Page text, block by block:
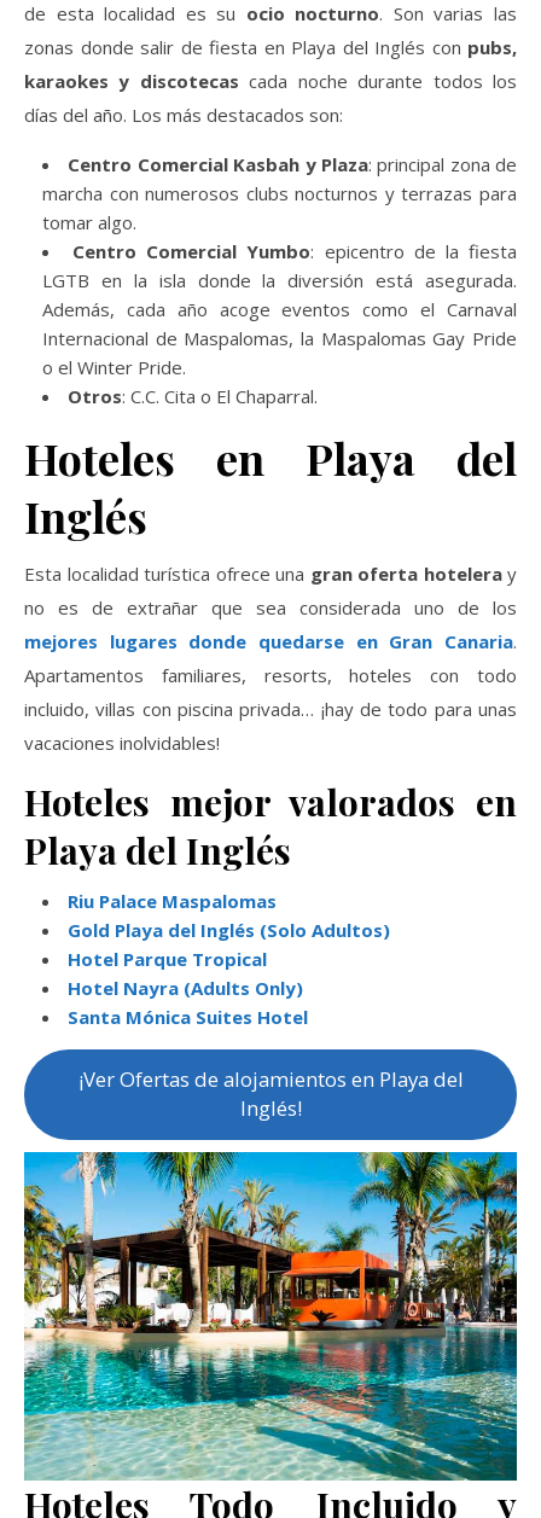
de esta localidad es su ocio nocturno. Son varias las
zonas donde salir de fiesta en Playa del Inglés con pubs,
karaokes y discotecas cada noche durante todos los
días del año. Los más destacados son:
Centro Comercial Kasbah y Plaza: principal zona de
marcha con numerosos clubs nocturnos y terrazas para
tomar algo.
Centro Comercial Yumbo: epicentro de la fiesta
LGTB en la isla donde la diversión está asegurada.
Además, cada año acoge eventos como el Carnaval
Internacional de Maspalomas, la Maspalomas Gay Pride
o el Winter Pride.
Otros: C.C. Cita o El Chaparral.
Hoteles en Playa del
Inglés
Esta localidad turística ofrece una gran oferta hoteleray
no es de extrañar que sea considerada uno de los
mejores lugares donde quedarse en Gran Canaria.
Apartamentos familiares, resorts, hoteles con todo
incluido, villas con piscina privada… ¡hay de todo para unas
vacaciones inolvidables!
Hoteles mejor valorados en
Playa del Inglés
Riu Palace Maspalomas
Gold Playa del Inglés (Solo Adultos)
Hotel Parque Tropical
Hotel Nayra (Adults Only)
Santa Mónica Suites Hotel
¡Ver Ofertas de alojamientos en Playa del
Inglés!
Hoteles Todo Incluido y